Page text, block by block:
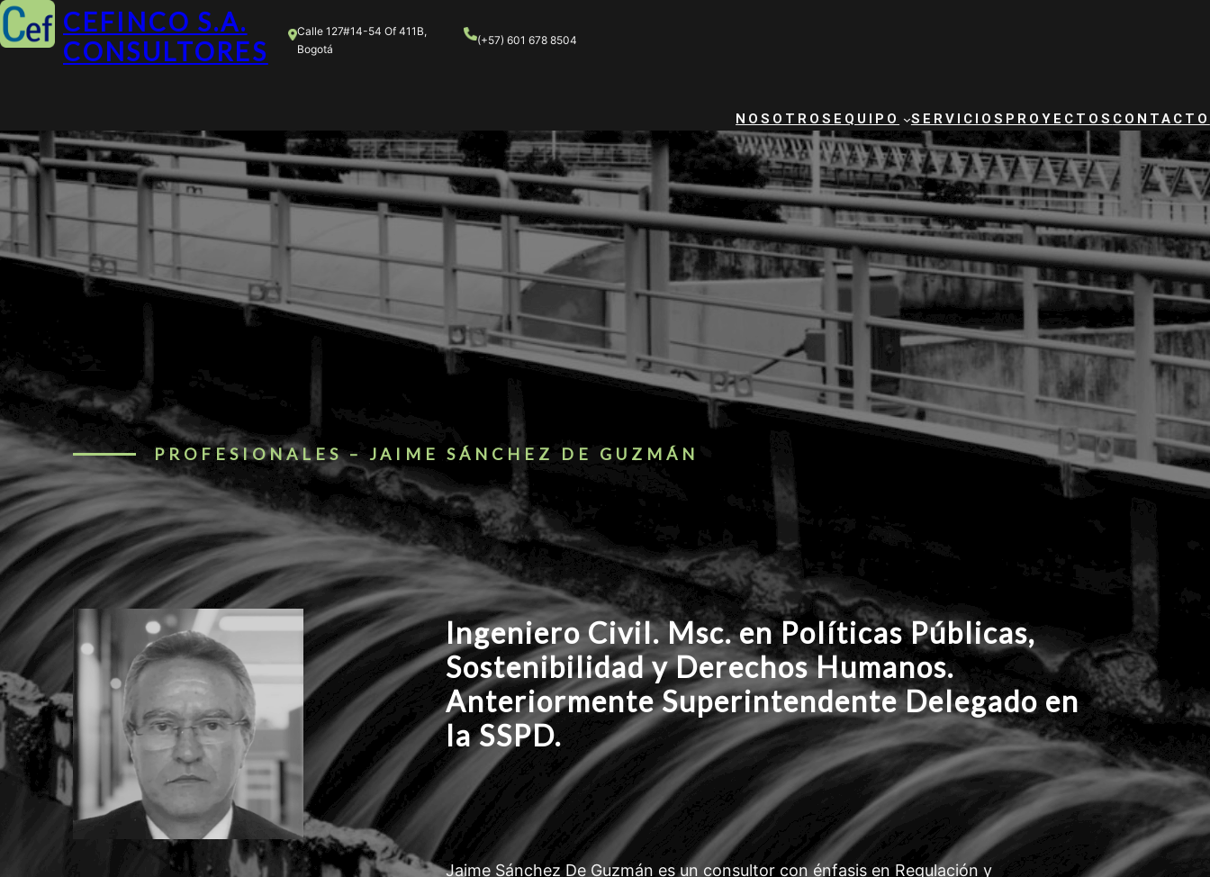
CEFINCO S.A.
CONSULTORES
Calle 127#14-54 Of 411B,
Bogotá
(+57) 601 678 8504
NOSOTROS EQUIPO SERVICIOS PROYECTOS CONTACTO
PROFESIONALES – JAIME SÁNCHEZ DE GUZMÁN
Ingeniero Civil. Msc. en Políticas Públicas,
Sostenibilidad y Derechos Humanos.
Anteriormente Superintendente Delegado en
la SSPD.
Jaime Sánchez De Guzmán es un consultor con énfasis en Regulación y